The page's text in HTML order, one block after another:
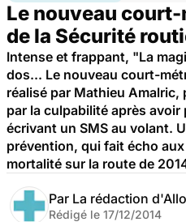
Le nouveau
de la Sécurité
Intense et frappant, "La
dos... Le nouveau court-
réalisé par Mathieu
par la culpabilité après
écrivant un SMS au volant.
prévention, qui fait écho
mortalité sur la route de
Par La rédaction
Rédigé le 17/12/2014